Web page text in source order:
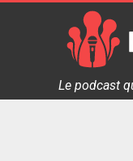
Proxi Jeux -
Le podcast